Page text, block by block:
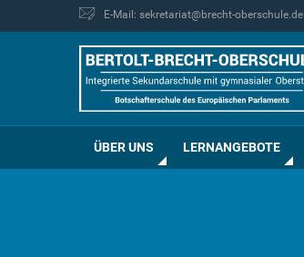
E-Mail: sekretariat@brecht-oberschule.de
ÜBER UNS LERNANGEBOTE